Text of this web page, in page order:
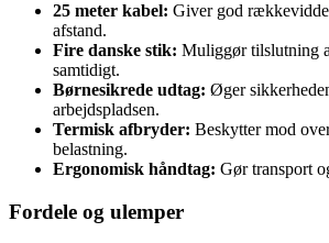
25 meter kabel: Giver god
afstand.
Fire danske stik: Muliggør tilslutning
samtidigt.
Børnesikrede udtag: Øger
arbejdspladsen.
Termisk afbryder: Beskytter mod
belastning.
Ergonomisk håndtag: Gør transport
Fordele og ulemper